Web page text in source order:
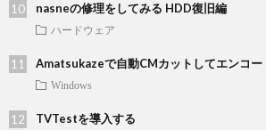
nasneの修理をしてみる HDD復旧編
ハードウェア
Amatsukazeで自動CMカットしてエンコー
Windows
TVTestを導入する